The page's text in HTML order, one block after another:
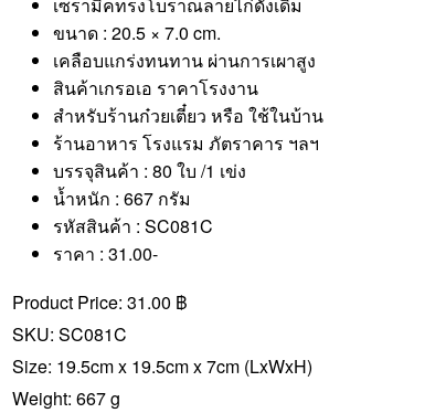
ขนาด : 20.5 × 7.0 cm.
เคลือบแกร่งทนทาน ผ่านการเผาสูง
สินค้าเกรอเอ ราคาโรงงาน
สำหรับร้านก๋วยเตี๋ยว หรือ ใช้ในบ้าน
ร้านอาหาร โรงแรม ภัตราคาร ฯลฯ
บรรจุสินค้า : 80 ใบ /1 เข่ง
น้ำหนัก : 667 กรัม
รหัสสินค้า : SC081C
ราคา : 31.00-
Product Price: 31.00 ฿
SKU: SC081C
Size: 19.5cm x 19.5cm x 7cm (LxWxH)
Weight: 667 g